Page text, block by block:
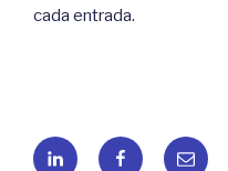
cada entrada.
LinkedINFacebookCorreo